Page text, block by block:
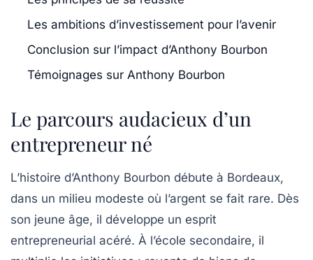
Les ambitions d’investissement pour l’avenir
Conclusion sur l’impact d’Anthony Bourbon
Témoignages sur Anthony Bourbon
Le parcours audacieux d’un
entrepreneur né
L’histoire d’Anthony Bourbon débute à Bordeaux,
dans un milieu modeste où l’argent se fait rare. Dès
son jeune âge, il développe un esprit
entrepreneurial acéré. À l’école secondaire, il